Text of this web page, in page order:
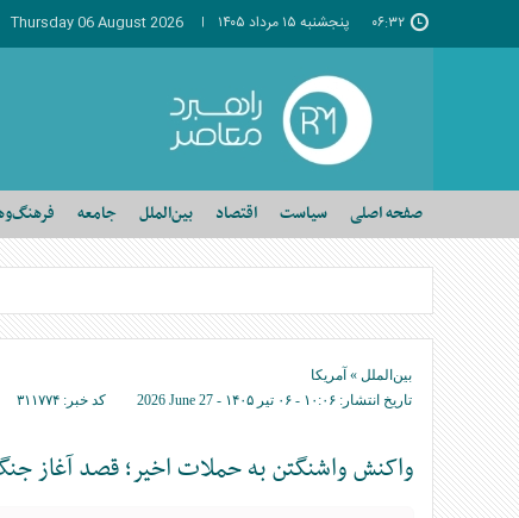
۰۶:۳۲ پنجشنبه ۱۵ مرداد ۱۴۰۵ Thursday 06 August 2026
صفحه اصلی سیاست اقتصاد بین‌الملل جامعه
بین‌الملل » آمریکا
تاریخ انتشار: ۱۰:۰۶ - ۰۶ تير ۱۴۰۵ - 2026 June 27 کد خبر: ۳۱۱۷۷۴
واکنش واشنگتن به حملات اخیر؛ قصد آغاز جنگ